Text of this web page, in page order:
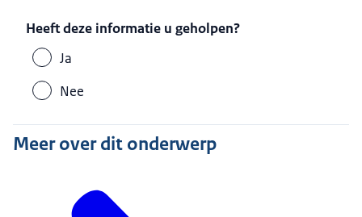
Heeft deze informatie u geholpen?
Ja
Nee
Meer over dit onderwerp